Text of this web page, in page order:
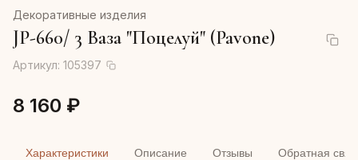
Декоративные изделия
JP-660/ 3 Ваза "Поцелуй" (Pavone)
Артикул: 105397
8 160 ₽
Характеристики Описание Отзывы Обратная